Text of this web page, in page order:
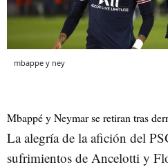
mbappe y ney
Mbappé y Neymar se retiran tras
La alegría de la afición del
sufrimientos de Ancelotti y